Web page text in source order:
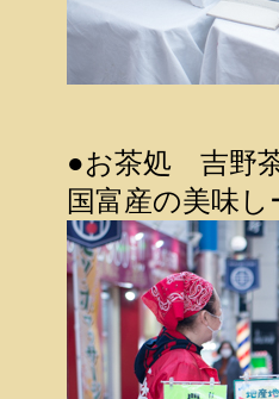
●お茶処 吉野
国富産の美味